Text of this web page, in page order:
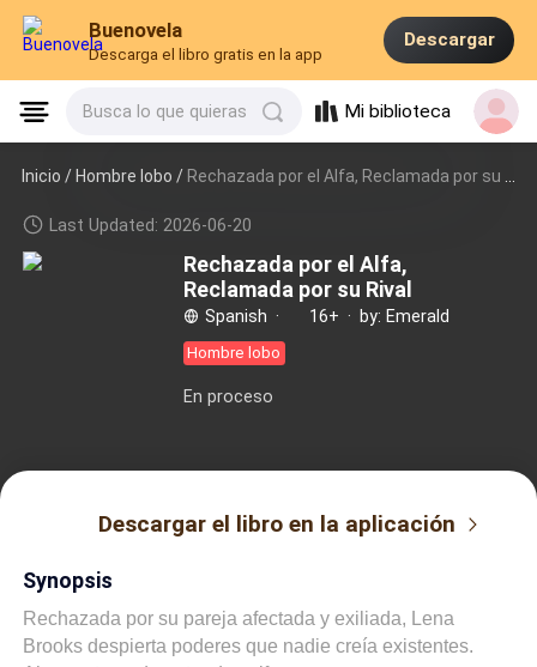
Buenovela
Descarga el libro gratis en la app
Descargar
Busca lo que quieras Mi biblioteca
Inicio /Hombre lobo / Rechazada por el Alfa, Reclamada por su Rival
Last Updated: 2026-06-20
Rechazada por el Alfa,
Reclamada por su Rival
Spanish · 16+ · by: Emerald
Hombre lobo
En proceso
Descargar el libro en la aplicación
Synopsis
Rechazada por su pareja afectada y exiliada, Lena
Brooks despierta poderes que nadie creía existentes.